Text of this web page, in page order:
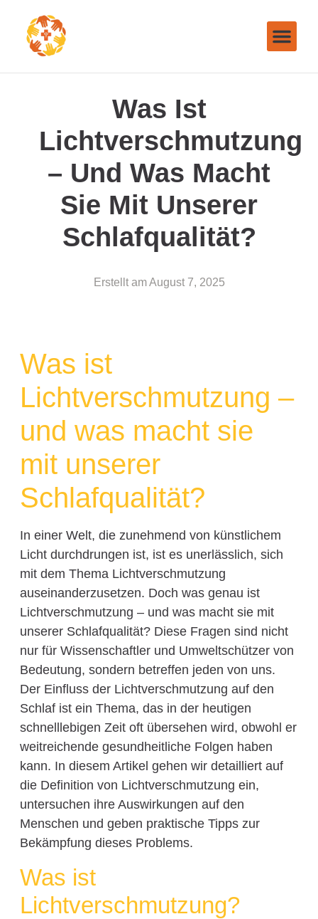
Was Ist
Lichtverschmutzung
– Und Was Macht
Sie Mit Unserer
Schlafqualität?
Erstellt am August 7, 2025
Was ist
Lichtverschmutzung –
und was macht sie
mit unserer
Schlafqualität?
In einer Welt, die zunehmend von künstlichem
Licht durchdrungen ist, ist es unerlässlich, sich
mit dem Thema Lichtverschmutzung
auseinanderzusetzen. Doch was genau ist
Lichtverschmutzung – und was macht sie mit
unserer Schlafqualität? Diese Fragen sind nicht
nur für Wissenschaftler und Umweltschützer von
Bedeutung, sondern betreffen jeden von uns.
Der Einfluss der Lichtverschmutzung auf den
Schlaf ist ein Thema, das in der heutigen
schnelllebigen Zeit oft übersehen wird, obwohl er
weitreichende gesundheitliche Folgen haben
kann. In diesem Artikel gehen wir detailliert auf
die Definition von Lichtverschmutzung ein,
untersuchen ihre Auswirkungen auf den
Menschen und geben praktische Tipps zur
Bekämpfung dieses Problems.
Was ist
Lichtverschmutzung?